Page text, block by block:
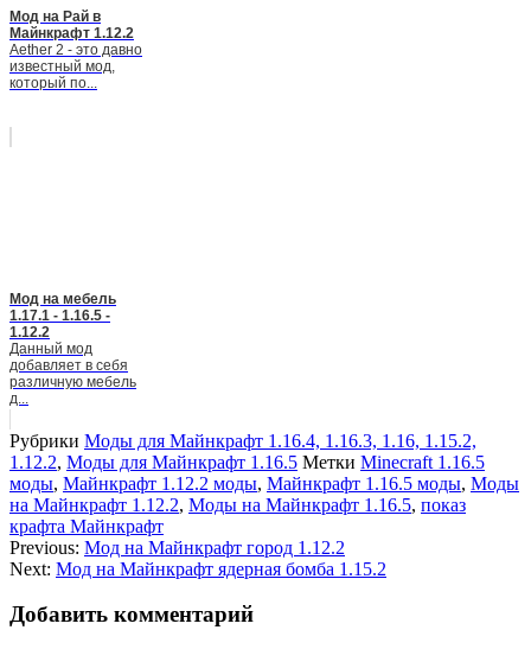
Мод на Рай в
Майнкрафт 1.12.2
Aether 2 - это давно
известный мод,
который по...
Мод на мебель
1.17.1 - 1.16.5 -
1.12.2
Данный мод
добавляет в себя
различную мебель
д...
Рубрики Моды для Майнкрафт 1.16.4, 1.16.3, 1.16, 1.15.2,
1.12.2, Моды для Майнкрафт 1.16.5 Метки Minecraft 1.16.5
моды, Майнкрафт 1.12.2 моды, Майнкрафт 1.16.5 моды, Моды
на Майнкрафт 1.12.2, Моды на Майнкрафт 1.16.5, показ
крафта Майнкрафт
Previous: Мод на Майнкрафт город 1.12.2
Next: Мод на Майнкрафт ядерная бомба 1.15.2
Добавить комментарий